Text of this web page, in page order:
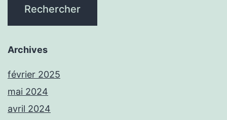
Archives
février 2025
mai 2024
avril 2024